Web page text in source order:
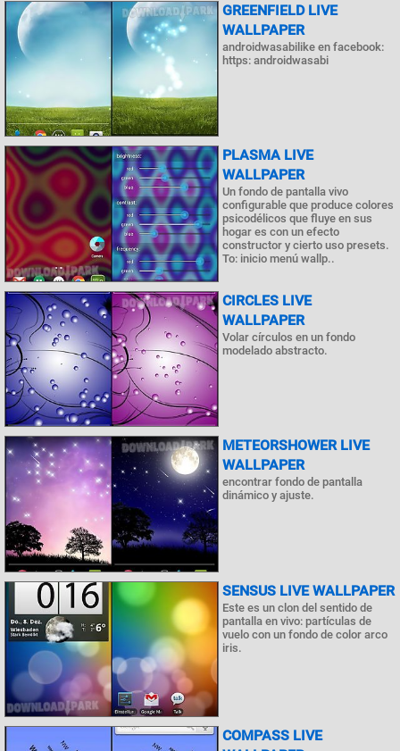
GREENFIELD LIVE
WALLPAPER
androidwasabilike en facebook:
https: androidwasabi
PLASMA LIVE
WALLPAPER
Un fondo de pantalla vivo
configurable que produce colores
psicodélicos que fluye en sus
hogar es con un efecto
constructor y cierto uso presets.
To: inicio menú wallp..
CIRCLES LIVE
WALLPAPER
Volar círculos en un fondo
modelado abstracto.
METEORSHOWER LIVE
WALLPAPER
encontrar fondo de pantalla
dinámico y ajuste.
SENSUS LIVE WALLPAPER
Este es un clon del sentido de
pantalla en vivo: partículas de
vuelo con un fondo de color arco
iris.
COMPASS LIVE